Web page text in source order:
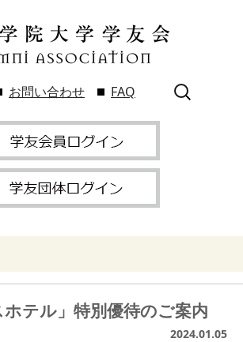
お問い合わせ FAQ
検
索:
ホテル」特別優待のご案内
2024.01.05